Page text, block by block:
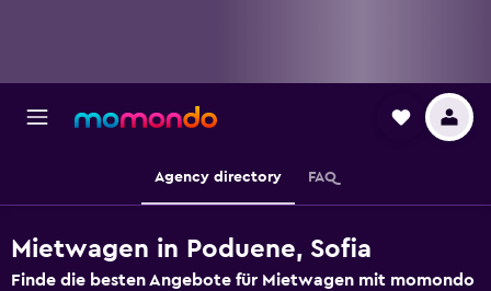
Agency directory FAQ
Mietwagen in Poduene, Sofia
Finde die besten Angebote für Mietwagen mit momondo